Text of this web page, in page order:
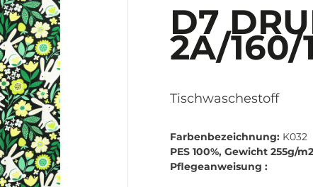
D7
2A/160/
Tischwaschestoff
Farbenbezeichnung: K032
PES 100%, Gewicht 255g/m2
Pflegeanweisung :